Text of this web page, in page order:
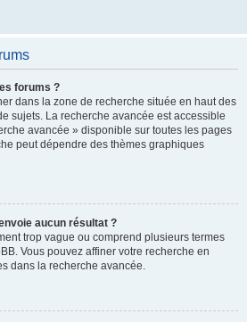
forums ?
dans la zone de recherche située en haut des
sujets. La recherche avancée est accessible
avancée » disponible sur toutes les pages
peut dépendre des thèmes graphiques
aucun résultat ?
trop vague ou comprend plusieurs termes
Vous pouvez affiner votre recherche en
dans la recherche avancée.